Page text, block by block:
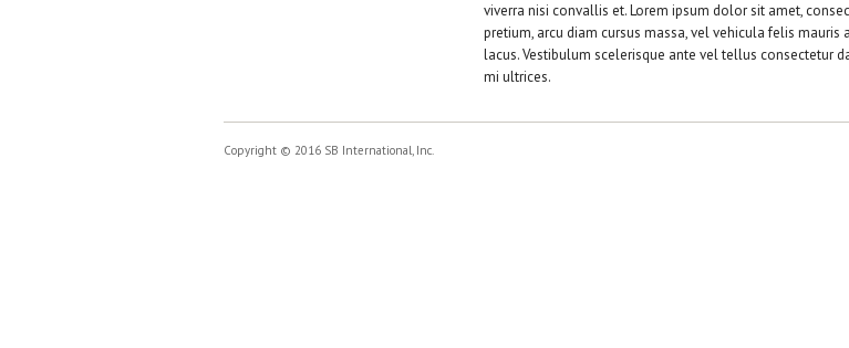
viverra nisi convallis et. Lorem ipsum dolor sit amet,
pretium, arcu diam cursus massa, vel vehicula felis
lacus. Vestibulum scelerisque ante vel tellus consectetur
mi ultrices.
Copyright © 2016 SB International, Inc.